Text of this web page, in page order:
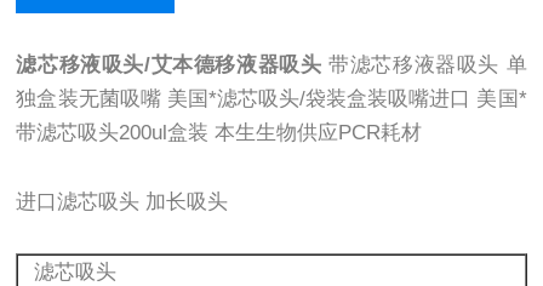
滤芯移液吸头/艾本德移液器吸头 带滤芯移液器吸头 单
独盒装无菌吸嘴 美国*滤芯吸头/袋装盒装吸嘴进口 美国*
带滤芯吸头200ul盒装 本生生物供应PCR耗材
进口滤芯吸头 加长吸头
滤芯吸头